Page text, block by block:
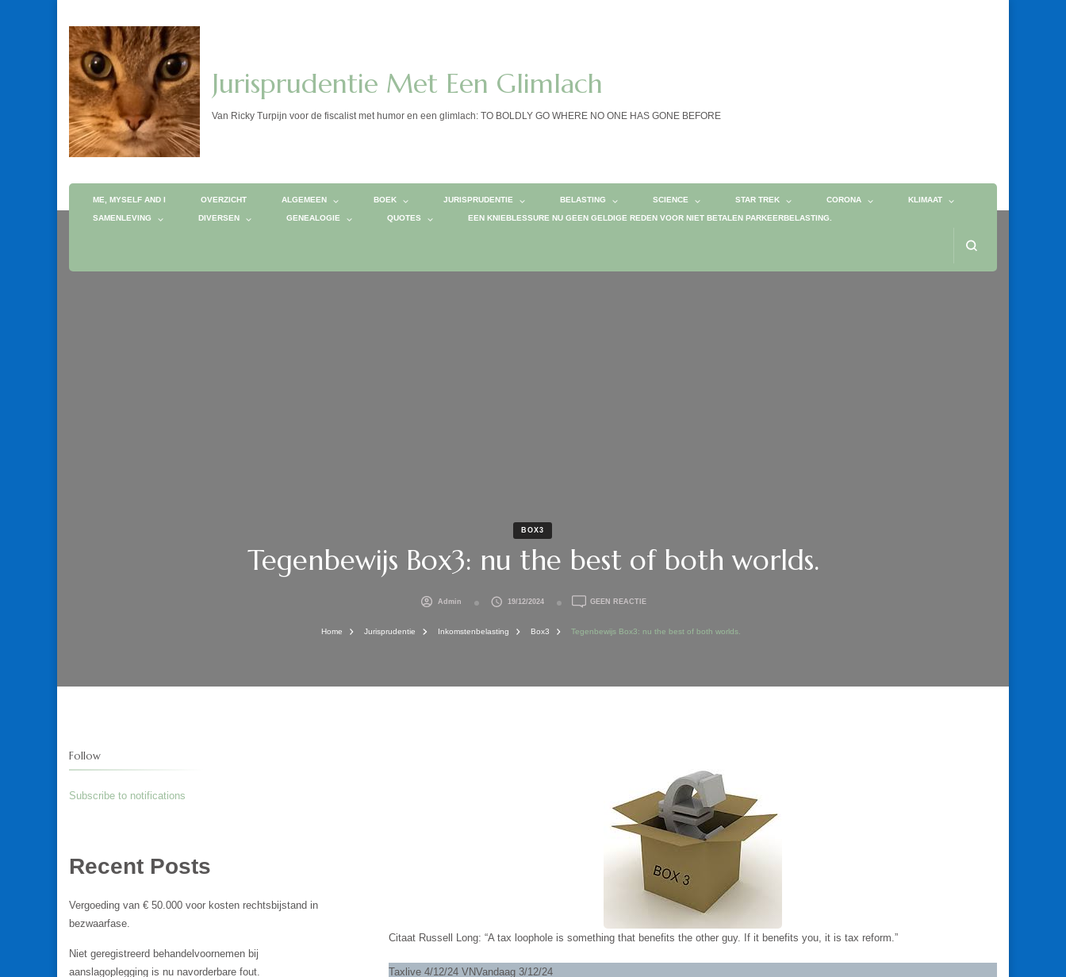
Jurisprudentie Met Een Glimlach
Van Ricky Turpijn voor de fiscalist met humor en een glimlach: TO BOLDLY GO WHERE NO ONE HAS GONE BEFORE
ME, MYSELF AND I OVERZICHT ALGEMEEN BOEK JURISPRUDENTIE BELASTING SCIENCE STAR TREK CORONA KLIMAAT
SAMENLEVING DIVERSEN GENEALOGIE QUOTES EEN KNIEBLESSURE NU GEEN GELDIGE REDEN VOOR NIET BETALEN PARKEERBELASTING.
BOX3
Tegenbewijs Box3: nu the best of both worlds.
Admin 19/12/2024 GEEN REACTIEOP
NU
Home Jurisprudentie Inkomstenbelasting Box3 Tegenbewijs Box3: nu the best of both worlds.
Citaat Russell Long: “A tax loophole is something that benefits the other guy. If it benefits you, it is tax reform.”
Taxlive 4/12/24 VNVandaag 3/12/24
Follow
Subscribe to notifications
Recent Posts
Vergoeding van € 50.000 voor kosten rechtsbijstand in
bezwaarfase.
Niet geregistreerd behandelvoornemen bij
aanslagoplegging is nu navorderbare fout.